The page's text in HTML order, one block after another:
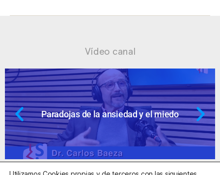
Vídeo canal
Ansiedad: supuestos cuestionables